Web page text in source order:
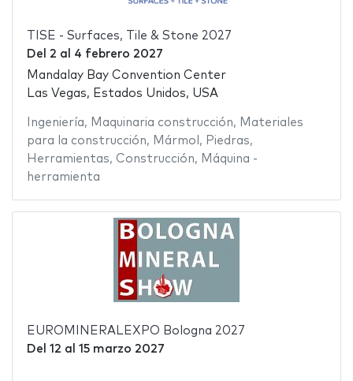
TISE - Surfaces, Tile & Stone 2027
Del 2 al 4 febrero 2027
Mandalay Bay Convention Center
Las Vegas, Estados Unidos, USA
Ingeniería, Maquinaria construcción, Materiales
para la construcción, Mármol , Piedras,
Herramientas, Construcción, Máquina -
herramienta
EUROMINERALEXPO Bologna 2027
Del 12 al 15 marzo 2027